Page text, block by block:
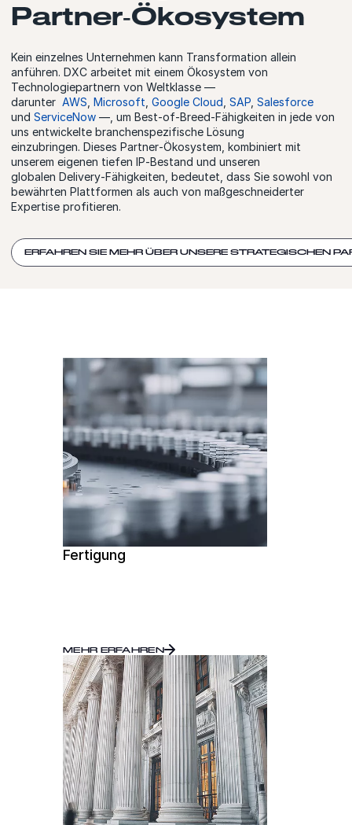
Partner‑Ökosystem
Kein einzelnes Unternehmen kann Transformation allein
anführen. DXC arbeitet mit einem Ökosystem von
Technologiepartnern von Weltklasse —
darunter AWS Microsoft Google Cloud SAP Salesforce
und ServiceNow —, um Best‑of‑Breed‑Fähigkeiten in jede von
uns entwickelte branchenspezifische Lösung
einzubringen. Dieses Partner‑Ökosystem, kombiniert mit
unserem eigenen tiefen IP‑Bestand und unseren
globalen Delivery‑Fähigkeiten, bedeutet, dass Sie sowohl von
bewährten Plattformen als auch von maßgeschneiderter
Expertise profitieren.
ERFAHREN SIE MEHR ÜBER UNSERE STRATEGISCHEN
Fertigung
MEHR ERFAHREN